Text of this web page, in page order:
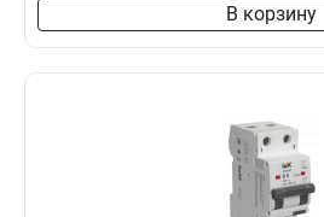
В корзину